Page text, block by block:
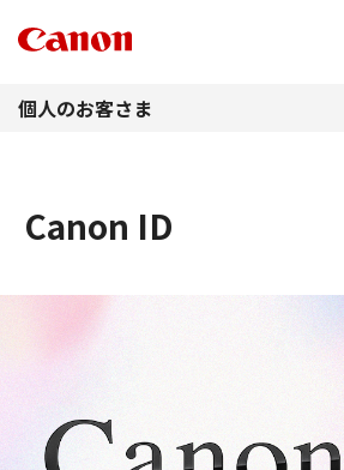
個人のお客さま
Canon ID